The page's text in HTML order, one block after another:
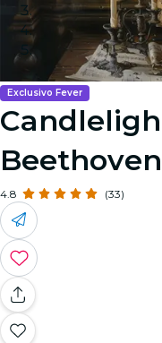
Exclusivo Fever
Beethoven
4.8 (33)